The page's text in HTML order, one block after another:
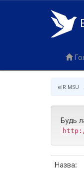
eIR MSU
Будь
Назва: